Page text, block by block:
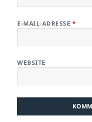
E-MAIL-ADRESSE *
WEBSITE